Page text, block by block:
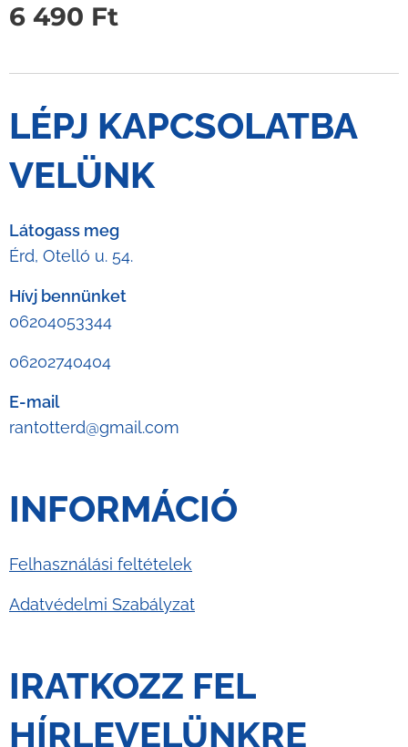
6 490 Ft
LÉPJ KAPCSOLATBA
VELÜNK
Látogass meg
Érd, Otelló u. 54.
Hívj bennünket
06204053344
06202740404
E-mail
rantotterd@gmail.com
INFORMÁCIÓ
Felhasználási feltételek
Adatvédelmi Szabályzat
IRATKOZZ FEL
HÍRLEVELÜNKRE